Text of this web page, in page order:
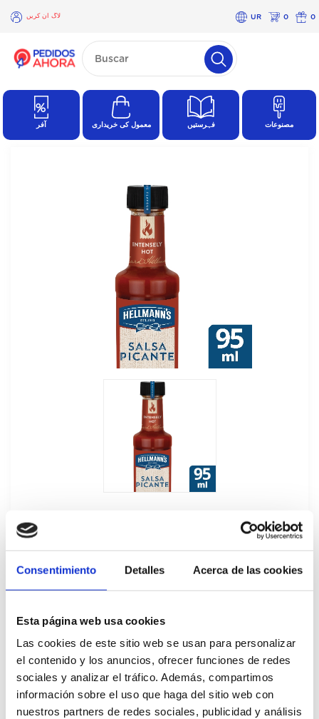
Consentimiento Detalles Acerca de las cookies
Esta página web usa cookies
Las cookies de este sitio web se usan para personalizar
el contenido y los anuncios, ofrecer funciones de redes
sociales y analizar el tráfico. Además, compartimos
información sobre el uso que haga del sitio web con
nuestros partners de redes sociales, publicidad y análisis
لاگ ان کریں UR 0 0
×
لاگ
کریں
آفر معمول کی خریداری فہرستیں مصنوعات
Unid.